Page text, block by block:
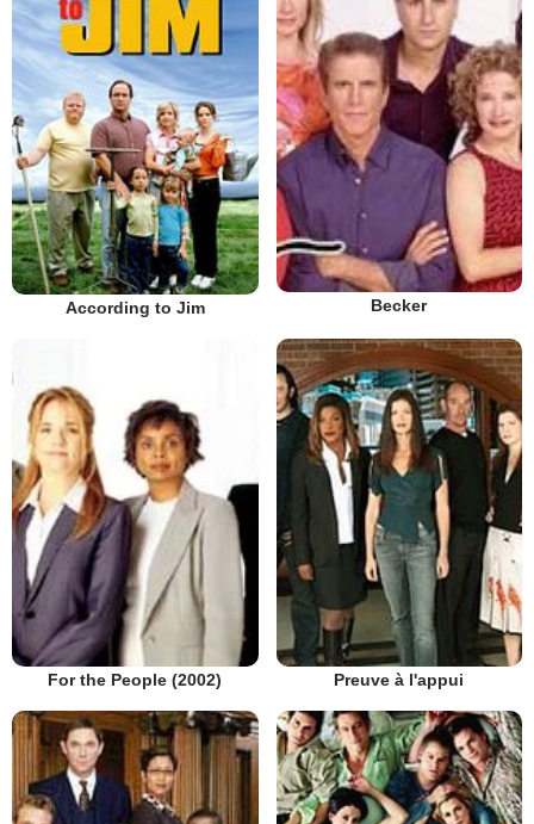
According to Jim Becker
For the People (2002) Preuve à l'appui